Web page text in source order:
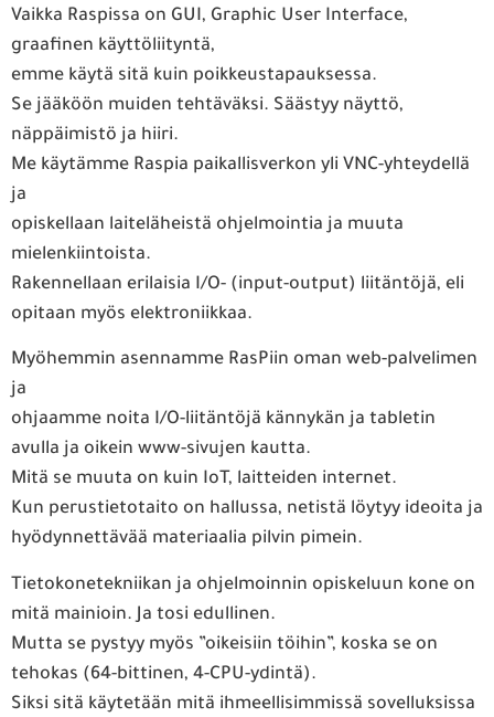
Vaikka Raspissa on GUI, Graphic User Interface,
graafinen käyttöliityntä,
emme käytä sitä kuin poikkeustapauksessa.
Se jääköön muiden tehtäväksi. Säästyy näyttö,
näppäimistö ja hiiri.
Me käytämme Raspia paikallisverkon yli VNC-yhteydellä
ja
opiskellaan laiteläheistä ohjelmointia ja muuta
mielenkiintoista.
Rakennellaan erilaisia I/O- (input-output) liitäntöjä, eli
opitaan myös elektroniikkaa.
Myöhemmin asennamme RasPiin oman web-palvelimen
ja
ohjaamme noita I/O-liitäntöjä kännykän ja tabletin
avulla ja oikein www-sivujen kautta.
Mitä se muuta on kuin IoT, laitteiden internet.
Kun perustietotaito on hallussa, netistä löytyy ideoita ja
hyödynnettävää materiaalia pilvin pimein.
Tietokonetekniikan ja ohjelmoinnin opiskeluun kone on
mitä mainioin. Ja tosi edullinen.
Mutta se pystyy myös ”oikeisiin töihin”, koska se on
tehokas (64-bittinen, 4-CPU-ydintä).
Siksi sitä käytetään mitä ihmeellisimmissä sovelluksissa